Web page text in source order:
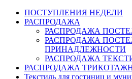
ПОСТУПЛЕНИЯ НЕДЕЛИ
РАСПРОДАЖА
РАСПРОДАЖА
РАСПРОДАЖА
ПРИНАДЛЕЖНОСТИ
РАСПРОДАЖА
РАСПРОДАЖА
Текстиль для гостиниц и